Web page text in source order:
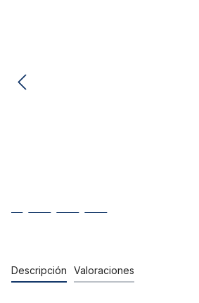
Descripción Valoraciones